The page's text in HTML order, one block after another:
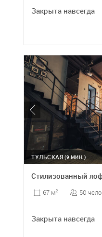
Закрыта навсегда
(9 МИН.)
ТУЛЬСКАЯ
Стилизованный
67 м2 50
Закрыта навсегда